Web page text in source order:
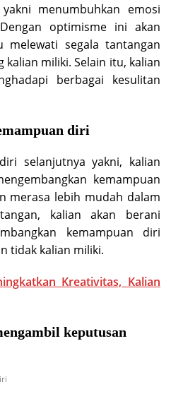
menumbuhkan emosi
optimisme ini akan
melewati segala tantangan
kalian miliki. Selain itu, kalian
berbagai kesulitan
diri
selanjutnya yakni, kalian
kemampuan
merasa lebih mudah dalam
kalian akan berani
kemampuan diri
tidak kalian miliki.
Kreativitas, Kalian
keputusan